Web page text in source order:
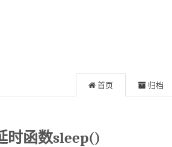
首页 归档
时函数sleep()